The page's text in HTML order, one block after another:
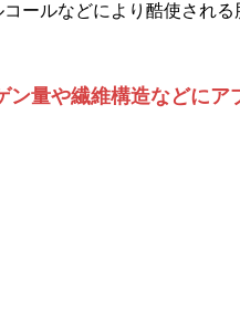
ールなどにより酷使される
ン量や繊維構造などにア